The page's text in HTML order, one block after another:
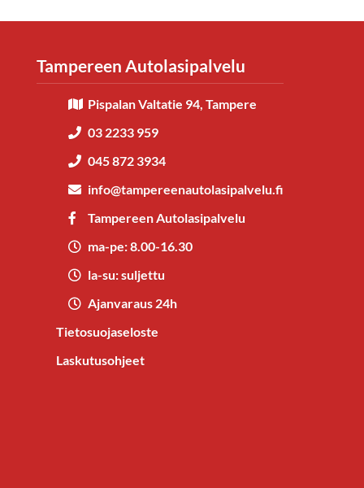
Tampereen Autolasipalvelu
Pispalan Valtatie 94, Tampere
03 2233 959
045 872 3934
info@tampereenautolasipalvelu.fi
Tampereen Autolasipalvelu
ma-pe: 8.00-16.30
la-su: suljettu
Ajanvaraus 24h
Tietosuojaseloste
Laskutusohjeet